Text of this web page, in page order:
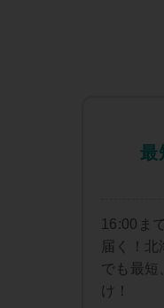
最
16:00ま
届く！
でも最短
け！